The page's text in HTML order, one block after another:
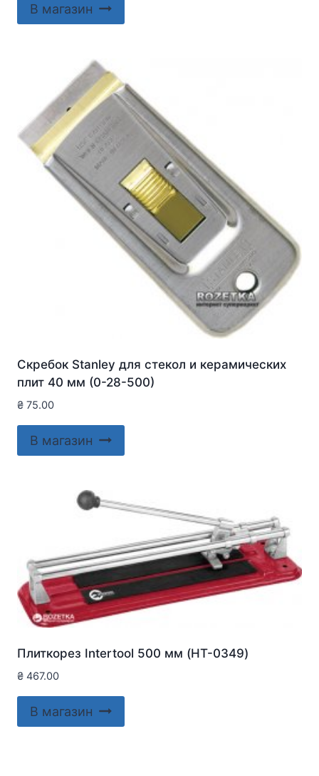
В магазин
Скребок Stanley для стекол и керамических
плит 40 мм (0-28-500)
₴ 75.00
В магазин
Плиткорез Intertool 500 мм (HT-0349)
₴ 467.00
В магазин